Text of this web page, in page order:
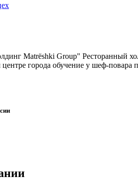
Matrёshki Group" Ресторанный
города обучение у шеф-